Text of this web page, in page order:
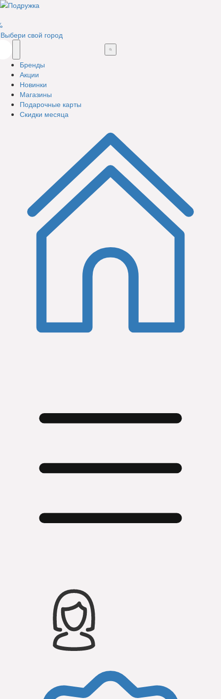
Выбери свой город
Бренды
Акции
Новинки
Магазины
Подарочные карты
Скидки месяца